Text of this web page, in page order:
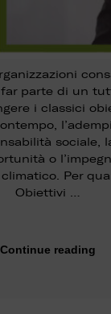
parte di un
i classici
sociale,
o
Per
Obiettivi …
Continue reading